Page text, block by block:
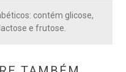
contém glicose,
e frutose.